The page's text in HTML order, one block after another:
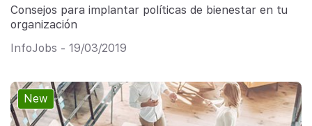
Consejos para implantar políticas de bienestar en tu
organización
InfoJobs - 19/03/2019
New